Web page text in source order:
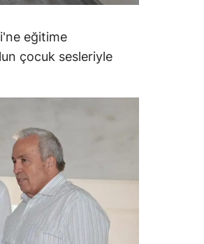
eğitime
çocuk sesleriyle